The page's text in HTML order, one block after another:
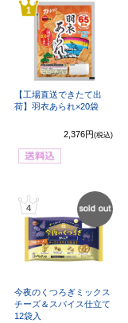
1
【工場直送できたて出
荷】羽衣あられ×20袋
2,376円 (税込)
4 SOLD
OUT
今夜のくつろぎミックス
チーズ＆スパイス仕立て
12袋入